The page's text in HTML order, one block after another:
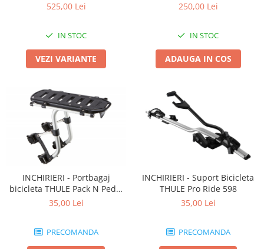
525,00 Lei
IN STOC
VEZI VARIANTE
250,00 Lei
IN STOC
ADAUGA IN COS
INCHIRIERI - Portbagaj
bicicleta THULE Pack N Pedal
tour rack
35,00 Lei
PRECOMANDA
INCHIRIERI - Suport Bicicleta
THULE Pro Ride 598
35,00 Lei
PRECOMANDA